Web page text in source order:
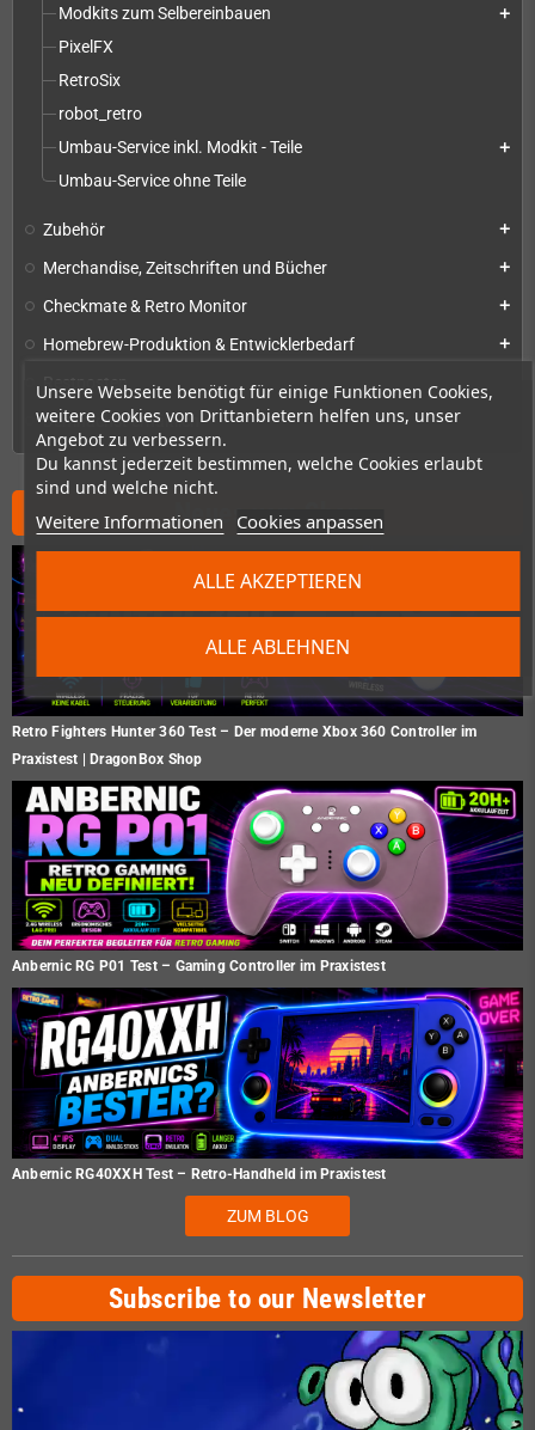
Unsere Webseite benötigt für einige Funktionen Cookies,
weitere Cookies von Drittanbietern helfen uns, unser
Angebot zu verbessern.
Du kannst jederzeit bestimmen, welche Cookies erlaubt
sind und welche nicht.
Weitere Informationen Cookies anpassen
ALLE ABLEHNEN
ALLE AKZEPTIEREN
Modkits zum Selbereinbauen add
PixelFX
RetroSix
robot_retro
Umbau-Service inkl. Modkit - Teile
add
Umbau-Service ohne Teile
Zubehör add
Merchandise, Zeitschriften und Bücher add
Checkmate & Retro Monitor add
Homebrew-Produktion & Entwicklerbedarf add
Restposten
Demnächst erhältlich
Neues vom Shop
Retro Fighters Hunter 360 Test – Der moderne Xbox 360 Controller im
Praxistest | DragonBox Shop
Anbernic RG P01 Test – Gaming Controller im Praxistest
Anbernic RG40XXH Test – Retro-Handheld im Praxistest
ZUM BLOG
Subscribe to our Newsletter